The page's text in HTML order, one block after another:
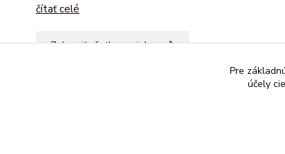
čítať celé
Zobraziť všetky novinky
Pre
účely